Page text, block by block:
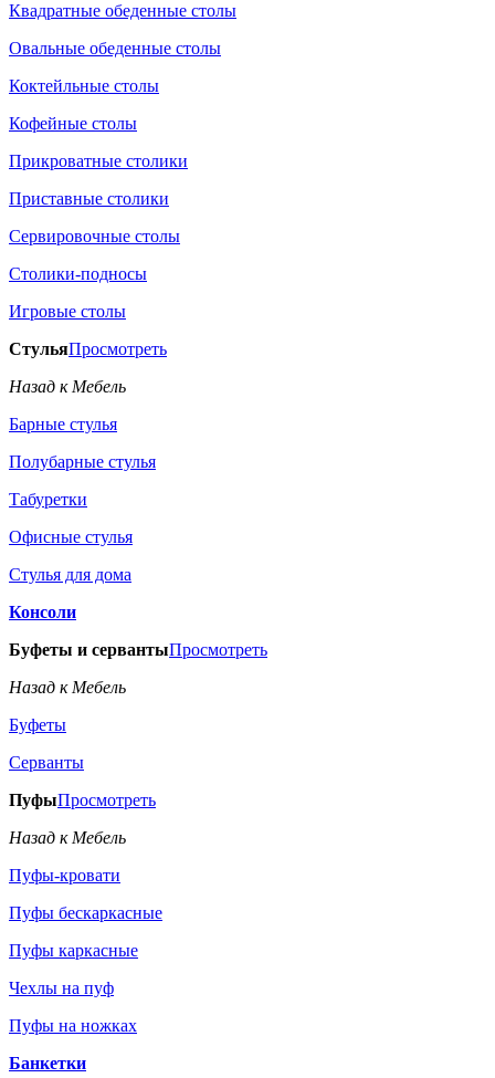
Квадратные обеденные столы
Овальные обеденные столы
Коктейльные столы
Кофейные столы
Прикроватные столики
Приставные столики
Сервировочные столы
Столики-подносы
Игровые столы
СтульяПросмотреть
Назад к Мебель
Барные стулья
Полубарные стулья
Табуретки
Офисные стулья
Стулья для дома
Консоли
Буфеты и сервантыПросмотреть
Назад к Мебель
Буфеты
Серванты
ПуфыПросмотреть
Назад к Мебель
Пуфы-кровати
Пуфы бескаркасные
Пуфы каркасные
Чехлы на пуф
Пуфы на ножках
Банкетки